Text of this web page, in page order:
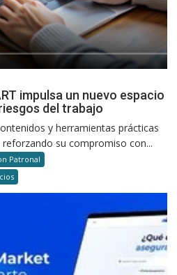
impulsa un nuevo espacio
del trabajo
y herramientas prácticas
su compromiso con...
Patronal